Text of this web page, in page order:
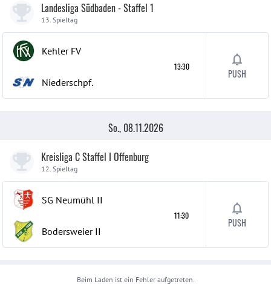
Landesliga Südbaden - Staffel 1
13. Spieltag
Kehler FV
Niederschpf.
13:30
PUSH
So., 08.11.2026
Kreisliga C Staffel I Offenburg
12. Spieltag
SG Neumühl II
Bodersweier II
11:30
PUSH
Beim Laden ist ein Fehler aufgetreten.